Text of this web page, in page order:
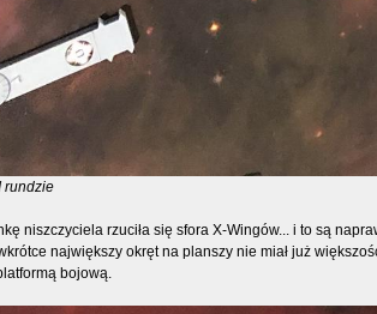
rundzie
niszczyciela rzuciła się sfora X-Wingów... i to są
największy okręt na planszy nie miał już
bojową.